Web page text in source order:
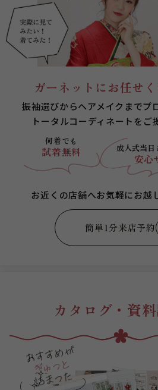
ガーネットにお任せく
振袖選びからヘアメイクまでプ
トータルコーディネートをご
何着でも
試着無料 成人式当日
安心
お近くの店舗へお気軽にお越
簡単1分来店予約
カタログ・資